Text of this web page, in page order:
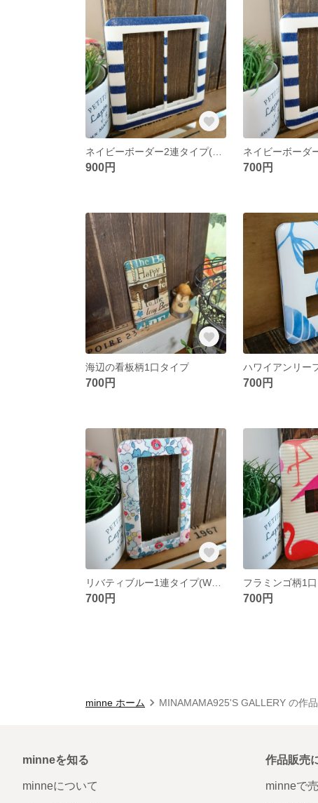
900円 700円
海辺の看板柄1口タイプ
700円 700円
700円
フラミンゴ柄1
700円
minne ホーム MINAMAMA925'S GALLERY の作
minneを知る
minneについて
作品販売
minneで